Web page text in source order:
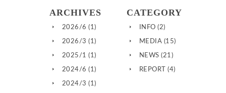
ARCHIVES
2026/6 (1)
2026/3 (1)
2025/1 (1)
2024/6 (1)
2024/3 (1)
CATEGORY
INFO (2)
MEDIA (15)
NEWS (21)
REPORT (4)